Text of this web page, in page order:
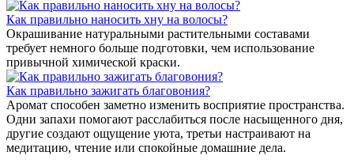
Как правильно наносить хну на волосы?
Окрашивание натуральными растительными составами
требует немного больше подготовки, чем использование
привычной химической краски.
Как правильно зажигать благовония?
Аромат способен заметно изменить восприятие пространства.
Одни запахи помогают расслабиться после насыщенного дня,
другие создают ощущение уюта, третьи настраивают на
медитацию, чтение или спокойные домашние дела.